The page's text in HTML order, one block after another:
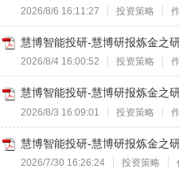
2026/8/6 16:11:27 投资策略
慧博智能投研-慧博研报炼金之
2026/8/4 16:00:52 投资策略
慧博智能投研-慧博研报炼金之
2026/8/3 16:09:01 投资策略
慧博智能投研-慧博研报炼金之
2026/7/30 16:26:24 投资策略